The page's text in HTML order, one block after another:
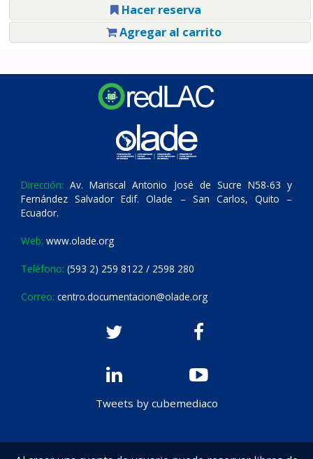
Hacer reserva
Agregar al carrito
Dirección: Av. Mariscal Antonio José de Sucre N58-63 y
Fernández Salvador Edif. Olade – San Carlos, Quito –
Ecuador.
Web: www.olade.org
Teléfono: (593 2) 259 8122 / 2598 280
Correo: centro.documentacion@olade.org
Tweets by cubemediaco